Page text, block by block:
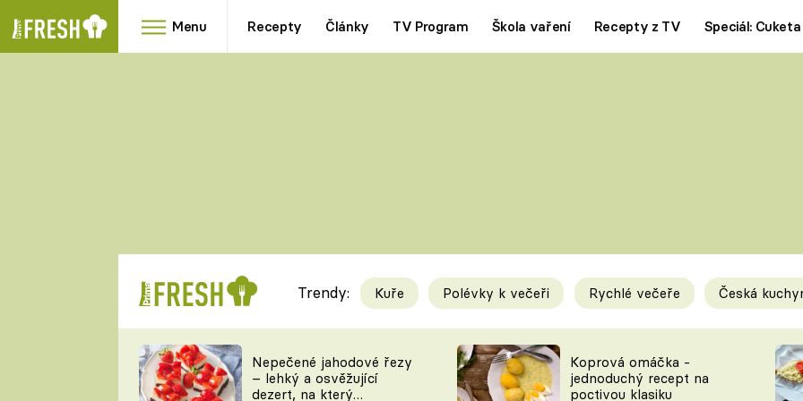
Menu Recepty Články TV Program Škola vaření Recepty z TV Speciál: Cuketa
RYCHLOVKY
Videorecepty
TEĎ VAŘÍ ŠÉF!
Tipy a triky
KAM ZA JÍDLEM
Trendy: Kuře Polévky k večeři Rychlé večeře Česká
Nepečené jahodové řezy
– lehký a osvěžující
dezert, na který
Koprová omáčka -
jednoduchý recept na
poctivou klasiku